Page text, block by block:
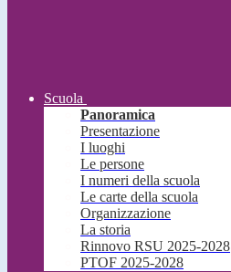
Scuola
Panoramica
Presentazione
I luoghi
Le persone
I numeri della scuola
Le carte della scuola
Organizzazione
La storia
Rinnovo RSU 2025-2028
PTOF 2025-2028